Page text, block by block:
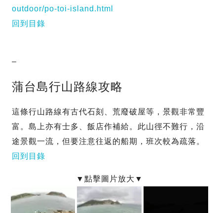
outdoor/po-toi-island.html
回到目錄
–
蒲台島行山路線攻略
這條行山路線有古代石刻、荒廢破屋等，景觀非常豐
富。島上亦有士多、飯店作補給。此山徑不難行，沿
途景觀一流，但要注意往返的船期，班次較為疏落。
回到目錄